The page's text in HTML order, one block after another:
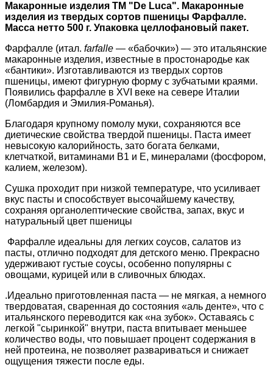
Макаронные изделия ТМ "De Luca". Макаронные
изделия из твердых сортов пшеницы Фарфалле.
Масса нетто 500 г. Упаковка целлофановый пакет.
Фарфалле (итал. farfalle — «бабочки») — это итальянские
макаронные изделия, известные в простонародье как
«бантики». Изготавливаются из твердых сортов
пшеницы, имеют фигурную форму с зубчатыми краями.
Появились фарфалле в XVI веке на севере Италии
(Ломбардия и Эмилия-Романья).
Благодаря крупному помолу муки, сохраняются все
диетические свойства твердой пшеницы. Паста имеет
невысокую калорийность, зато богата белками,
клетчаткой, витаминами B1 и E, минералами (фосфором,
калием, железом).
Сушка проходит при низкой температуре, что усиливает
вкус пасты и способствует высочайшему качеству,
сохраняя органолептические свойства, запах, вкус и
натуральный цвет пшеницы
Фарфалле идеальны для легких соусов, салатов из
пасты, отлично подходят для детского меню. Прекрасно
удерживают густые соусы, особенно популярны с
овощами, курицей или в сливочных блюдах.
.Идеально приготовленная паста — не мягкая, а немного
твердоватая, сваренная до состояния «аль денте», что с
итальянского переводится как «на зубок». Оставаясь с
легкой "сыринкой" внутри, паста впитывает меньшее
количество воды, что повышает процент содержания в
ней протеина, не позволяет развариваться и снижает
ощущения тяжести после еды.